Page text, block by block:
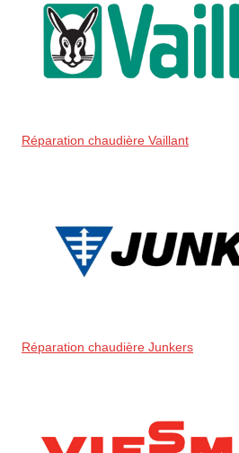
Réparation chaudière Vaillant
Réparation chaudière Junkers